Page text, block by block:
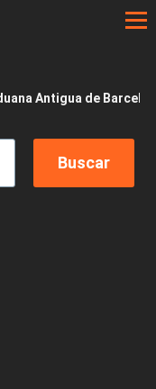
ayuda a la
Antigua de